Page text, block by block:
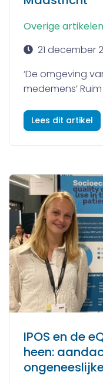
Overige artikelen
21 december
‘De omgeving
medemens’
Lees dit artikel
IPOS en de
heen: